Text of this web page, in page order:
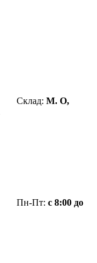
Склад: М. О,
Пн-Пт: с 8:00 до